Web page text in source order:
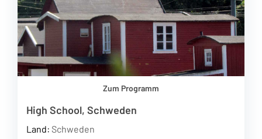
Zum Programm
High School, Schweden
Land: Schweden